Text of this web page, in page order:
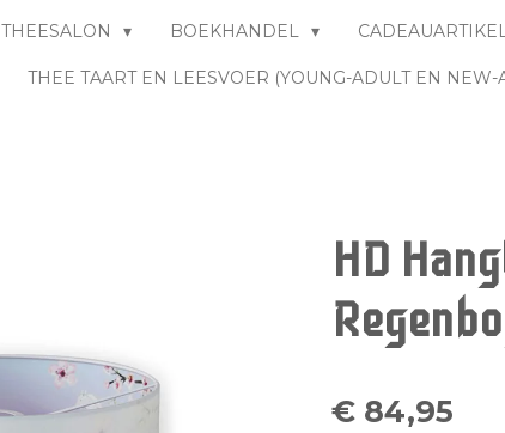
THEESALON BOEKHANDEL
THEE TAART EN LEESVOER (YOUNG-ADULT EN NEW-
HD
€ 84,95